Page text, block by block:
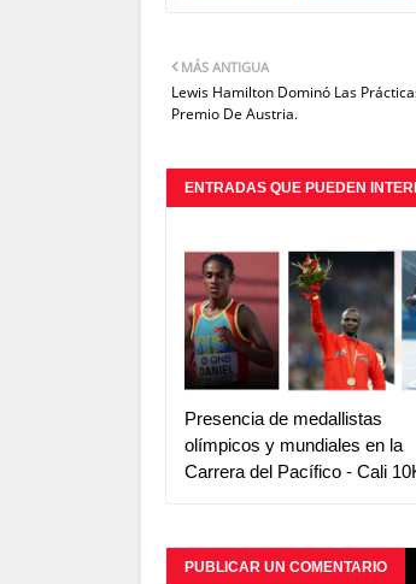
MÁS ANTIGUA
Lewis Hamilton Dominó Las
Premio De Austria.
ENTRADAS QUE PUEDEN
Presencia de medallistas
olímpicos y mundiales en la
Carrera del Pacífico - Cali
PUBLICAR UN COMENTARIO